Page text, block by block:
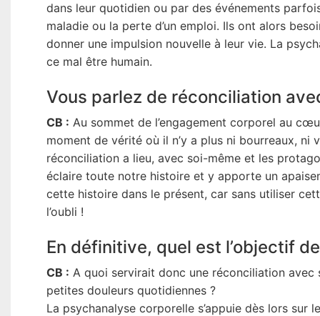
dans leur quotidien ou par des événements
maladie ou la perte d’un emploi. Ils ont alors
donner une impulsion nouvelle à leur vie. La
ce mal être humain.
Vous parlez de réconciliation
CB : Au sommet de l’engagement corporel au
moment de vérité où il n’y a plus ni bourreaux,
réconciliation a lieu, avec soi-même et les
éclaire toute notre histoire et y apporte un
cette histoire dans le présent, car sans utiliser
l’oubli !
En définitive, quel est l’objectif
CB : A quoi servirait donc une réconciliation avec
petites douleurs quotidiennes ?
La psychanalyse corporelle s’appuie dès lors sur